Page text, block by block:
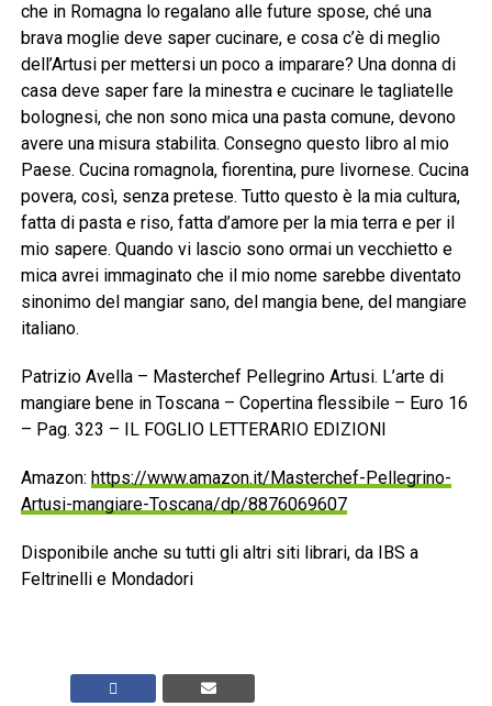
che in Romagna lo regalano alle future spose, ché una
brava moglie deve saper cucinare, e cosa c’è di meglio
dell’Artusi per mettersi un poco a imparare? Una donna di
casa deve saper fare la minestra e cucinare le tagliatelle
bolognesi, che non sono mica una pasta comune, devono
avere una misura stabilita. Consegno questo libro al mio
Paese. Cucina romagnola, fiorentina, pure livornese. Cucina
povera, così, senza pretese. Tutto questo è la mia cultura,
fatta di pasta e riso, fatta d’amore per la mia terra e per il
mio sapere. Quando vi lascio sono ormai un vecchietto e
mica avrei immaginato che il mio nome sarebbe diventato
sinonimo del mangiar sano, del mangia bene, del mangiare
italiano.
Patrizio Avella – Masterchef Pellegrino Artusi. L’arte di
mangiare bene in Toscana – Copertina flessibile – Euro 16
– Pag. 323 – IL FOGLIO LETTERARIO EDIZIONI
Amazon: https://www.amazon.it/Masterchef-Pellegrino-
Artusi-mangiare-Toscana/dp/8876069607
Disponibile anche su tutti gli altri siti librari, da IBS a
Feltrinelli e Mondadori